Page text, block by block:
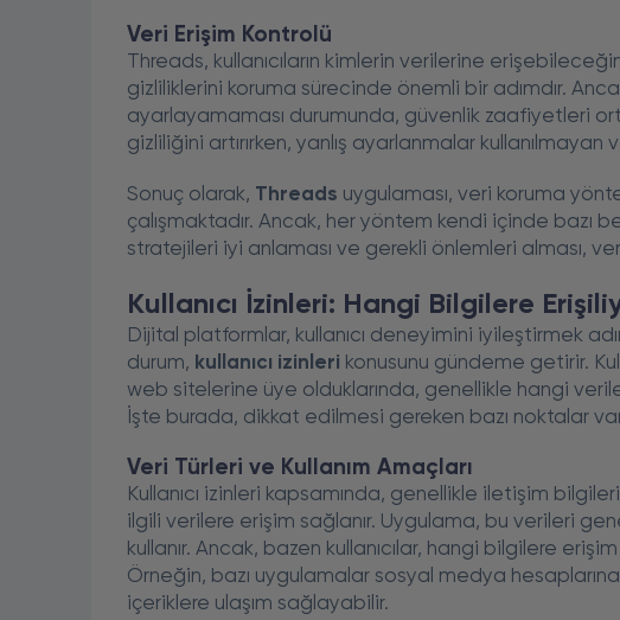
Veri Erişim Kontrolü
Threads, kullanıcıların kimlerin verilerine
gizliliklerini koruma sürecinde önemli bir adımdır.
ayarlayamaması durumunda, güvenlik zaafiyetleri
gizliliğini artırırken, yanlış ayarlanmalar kullanılmayan
Sonuç olarak, Threads uygulaması, veri koruma
çalışmaktadır. Ancak, her yöntem kendi içinde bazı
stratejileri iyi anlaması ve gerekli önlemleri alması,
Kullanıcı İzinleri: Hangi Bilgilere
Dijital platformlar, kullanıcı deneyimini iyileştirmek
durum, kullanıcı izinleri konusunu gündeme getirir.
web sitelerine üye olduklarında, genellikle hangi
İşte burada, dikkat edilmesi gereken bazı noktalar
Veri Türleri ve Kullanım Amaçları
Kullanıcı izinleri kapsamında, genellikle iletişim
ilgili verilere erişim sağlanır. Uygulama, bu verileri
kullanır. Ancak, bazen kullanıcılar, hangi bilgilere
Örneğin, bazı uygulamalar sosyal medya
içeriklere ulaşım sağlayabilir.